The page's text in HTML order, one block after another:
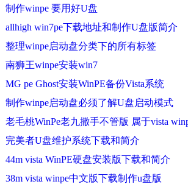
制作winpe 要用好U盘
allhigh win7pe下载地址和制作U盘版简介
整理winpe启动盘分类下的所有标签
南狮王winpe安装win7
MG pe Ghost安装WinPE备份Vista系统
制作winpe启动盘必须了解U盘启动模式
老毛桃WinPe老九撒手不管版 属于vista
完美者U盘维护系统下载和简介
44m vista WinPE硬盘安装版下载和简介
38m vista winpe中文版下载制作u盘版